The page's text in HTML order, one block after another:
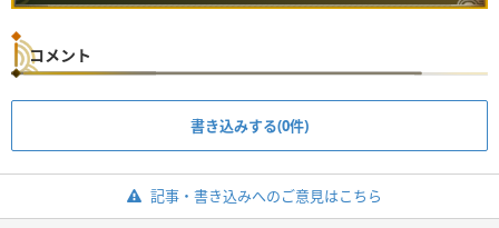
コメント
書き込みする(0件)
記事・書き込みへのご意見はこちら